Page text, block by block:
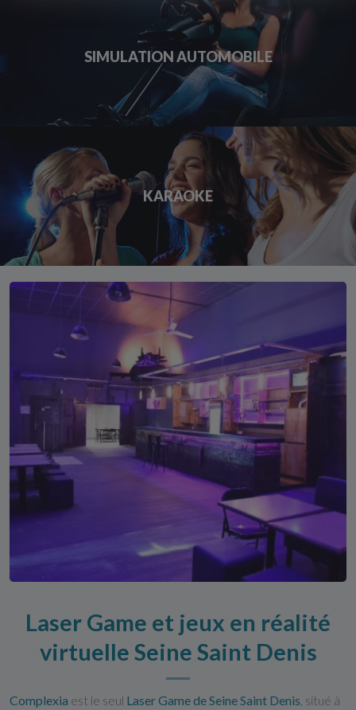
SIMULATION AUTOMOBILE
KARAOKE
Laser Game et jeux en réalité
virtuelle Seine Saint Denis
Complexia est le seul Laser Game de Seine Saint Denis , situé à